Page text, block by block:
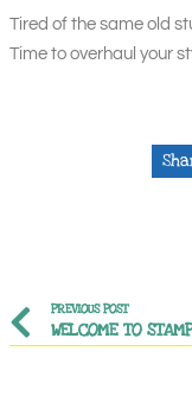
Tired of the same old
Time to overhaul your
PREVIOUS POST
WELCOME TO STAMP